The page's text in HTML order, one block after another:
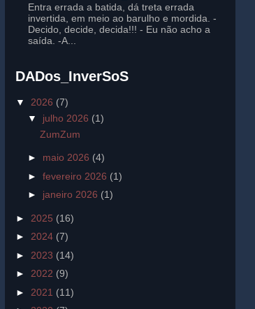
Entra errada a batida, dá treta errada
invertida, em meio ao barulho e mordida. -
Decido, decide, decida!!! - Eu não acho a
saída. -A...
DADos_InverSoS
▼ 2026 (7)
▼ julho 2026 (1)
ZumZum
► maio 2026 (4)
► fevereiro 2026 (1)
► janeiro 2026 (1)
► 2025 (16)
► 2024 (7)
► 2023 (14)
► 2022 (9)
► 2021 (11)